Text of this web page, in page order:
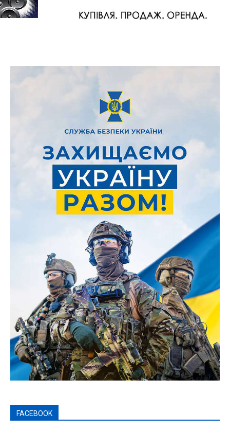
FACEBOOK